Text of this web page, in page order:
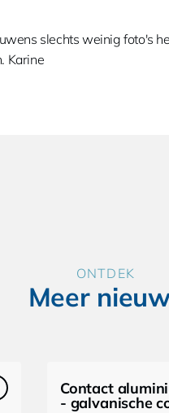
slechts weinig foto's
Karine
ONTDEK
Meer
Contact
- galvanische